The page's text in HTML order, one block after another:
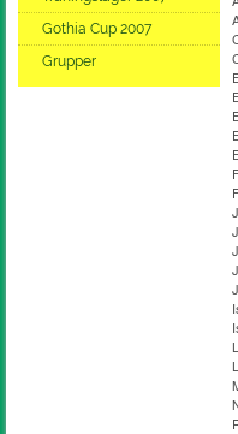
Gothia Cup 2007
Grupper